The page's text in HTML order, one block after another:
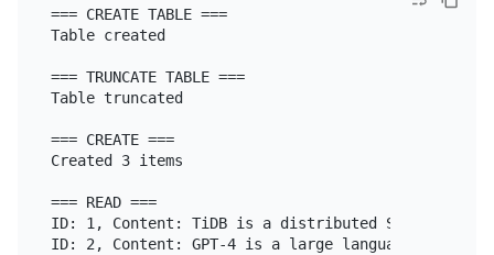
=== CREATE TABLE ===
Table created
=== TRUNCATE TABLE ===
Table truncated
=== CREATE ===
Created 3 items
=== READ ===
ID: 1, Content: TiDB is a distributed SQL
ID: 2, Content: GPT-4 is a large language